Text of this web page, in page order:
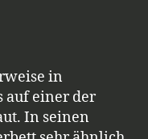
in
auf einer der
In seinen